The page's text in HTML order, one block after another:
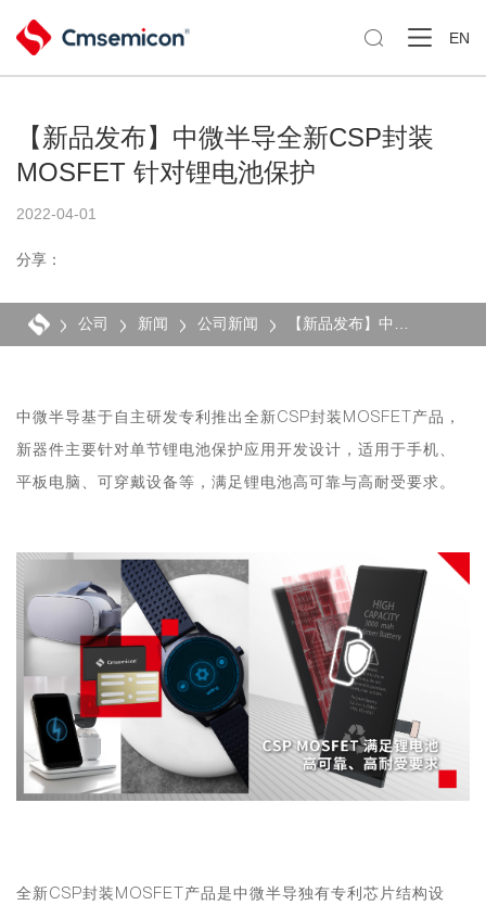
 EN
【新品发布】中微半导全新CSP封装
MOSFET 针对锂电池保护
2022-04-01
分享：
公司 新闻 公司新闻
中微半导基于自主研发专利推出全新CSP封装MOSFET产品，
新器件主要针对单节锂电池保护应用开发设计，适用于手机、
平板电脑、可穿戴设备等，满足锂电池高可靠与高耐受要求。
全新CSP封装MOSFET产品是中微半导独有专利芯片结构设